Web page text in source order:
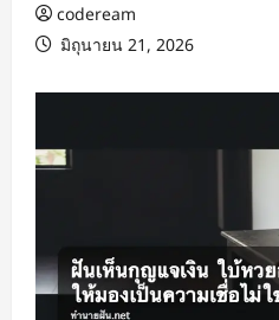
codeream
มิถุนายน 21, 2026